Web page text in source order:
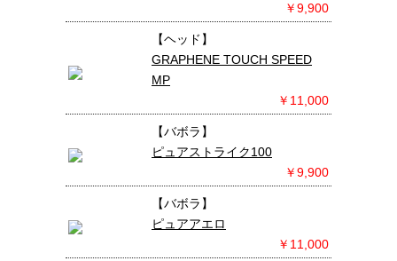
￥9,900
【ヘッド】
GRAPHENE TOUCH SPEED
MP
￥11,000
【バボラ】
ピュアストライク100
￥9,900
【バボラ】
ピュアアエロ
￥11,000